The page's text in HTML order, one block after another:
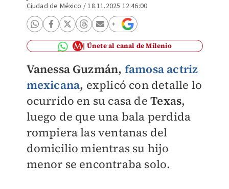
Ciudad de México /18.11.2025 12:46:00
Únete al canal de Milenio
Vanessa Guzmán, famosa actriz
mexicana, explicó con detalle lo
ocurrido en su casa deTexas,
luego de que una bala perdida
rompiera las ventanas del
domicilio mientras su hijo
menor se encontraba solo.